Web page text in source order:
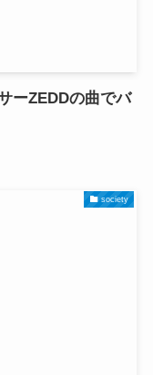
ーZEDDの曲でバ
society